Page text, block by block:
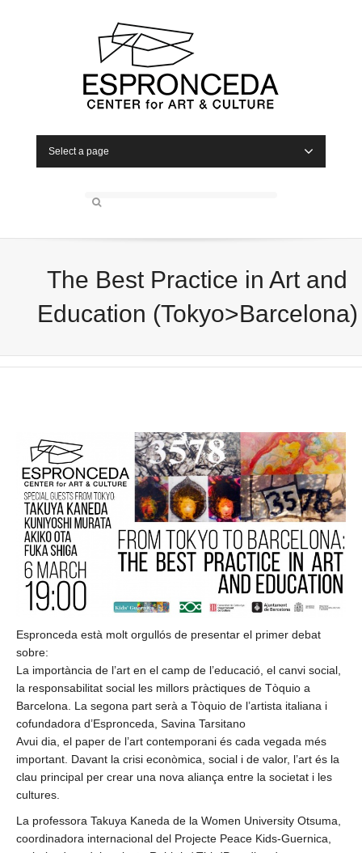
Select a page
The Best Practice in Art and
Education (Tokyo>Barcelona)
Espronceda està molt orgullós de presentar el primer debat
sobre:
La importància de l’art en el camp de l’educació, el canvi social,
la responsabilitat social les millors pràctiques de Tòquio a
Barcelona. La segona part serà a Tòquio de l’artista italiana i
cofundadora d’Espronceda, Savina Tarsitano
Avui dia, el paper de l’art contemporani és cada vegada més
important. Davant la crisi econòmica, social i de valor, l’art és la
clau principal per crear una nova aliança entre la societat i les
cultures.
La professora Takuya Kaneda de la Women University Otsuma,
coordinadora internacional del Projecte Peace Kids-Guernica,